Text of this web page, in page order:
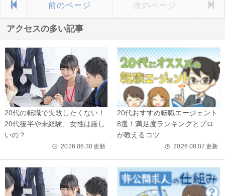
前のページ 次のページ
アクセスの多い記事
20代の転職で失敗したくない！
20代後半や未経験、女性は厳し
いの？
🕒 2026.06.30更新
20代おすすめ転職エージェント
8選！満足度ランキングとプロ
が教えるコツ
🕒 2026.08.07 更新